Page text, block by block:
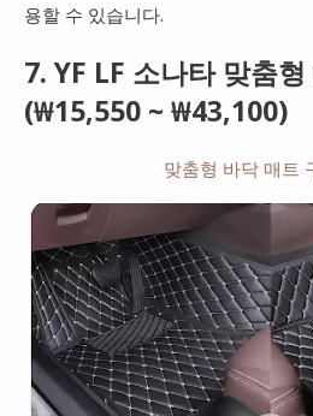
용할 수 있습니다.
7. YF LF 소나타 맞춤
(₩15,550 ~ ₩43,100)
맞춤형 바닥 매트